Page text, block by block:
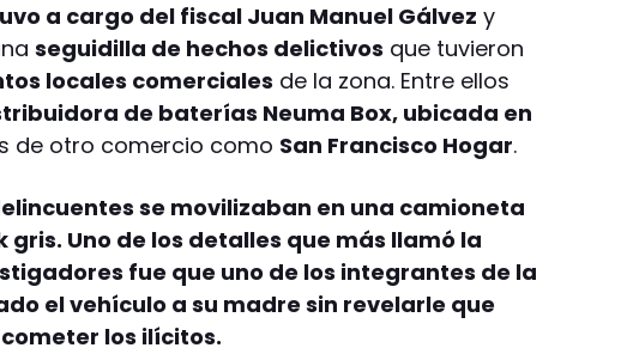
a cargo del fiscal Juan Manuel Gálvez y
seguidilla de hechos delictivos que tuvieron
locales comerciales de la zona. Entre ellos
de baterías Neuma Box, ubicada en
de otro comercio como San Francisco Hogar.
se movilizaban en una camioneta
gris. Uno de los detalles que más llamó la
fue que uno de los integrantes de la
el vehículo a su madre sin revelarle que
los ilícitos.